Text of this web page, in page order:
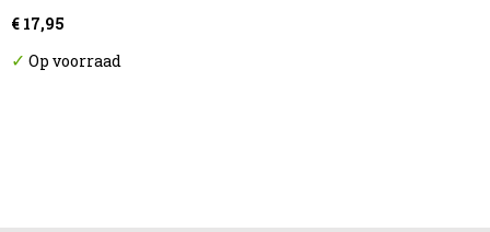
€ 17,95
✓ Op voorraad